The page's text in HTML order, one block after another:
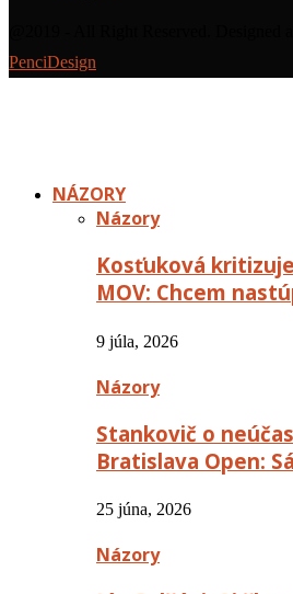
PenciDesign
NÁZORY
Názory
Kosťuková
MOV: Chcem
9 júla, 2026
Názory
Stankovič o
Bratislava Open:
25 júna, 2026
Názory